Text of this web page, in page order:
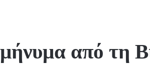
από τη